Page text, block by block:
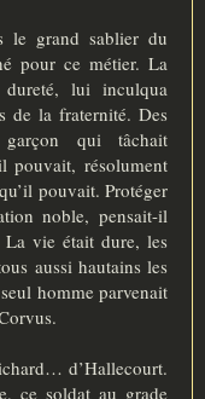
le grand sablier du
pour ce métier. La
lui inculqua
de la fraternité. Des
qui tâchait
pouvait, résolument
pouvait. Protéger
noble, pensait-il
La vie était dure, les
aussi hautains les
homme parvenait
d’Hallecourt.
ce soldat au grade